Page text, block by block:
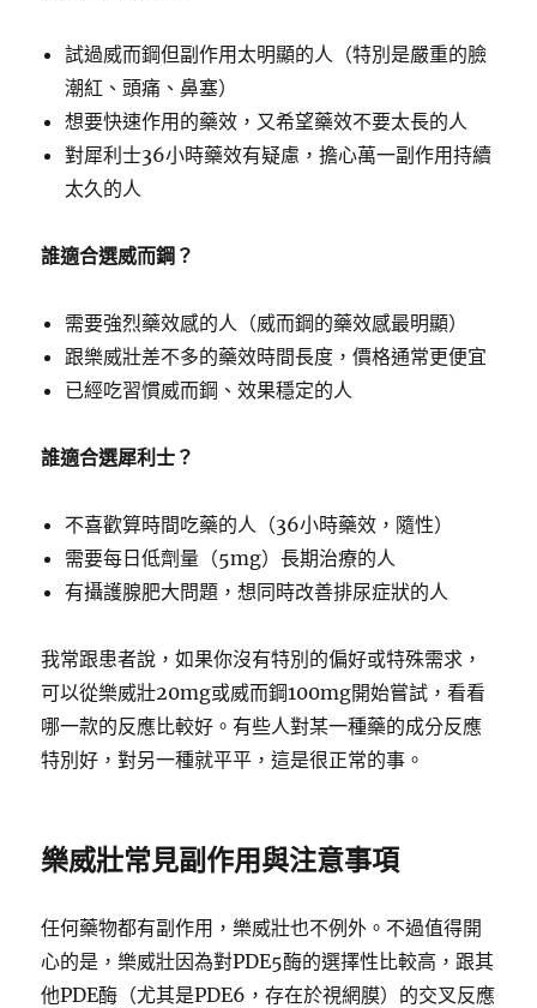
試過威而鋼但副作用太明顯的人（特別是嚴重的臉
潮紅、頭痛、鼻塞）
想要快速作用的藥效，又希望藥效不要太長的人
對犀利士36小時藥效有疑慮，擔心萬一副作用持續
太久的人
誰適合選威而鋼？
需要強烈藥效感的人（威而鋼的藥效感最明顯）
跟樂威壯差不多的藥效時間長度，價格通常更便宜
已經吃習慣威而鋼、效果穩定的人
誰適合選犀利士？
不喜歡算時間吃藥的人（36小時藥效，隨性）
需要每日低劑量（5mg）長期治療的人
有攝護腺肥大問題，想同時改善排尿症狀的人
我常跟患者說，如果你沒有特別的偏好或特殊需求，
可以從樂威壯20mg或威而鋼100mg開始嘗試，看看
哪一款的反應比較好。有些人對某一種藥的成分反應
特別好，對另一種就平平，這是很正常的事。
樂威壯常見副作用與注意事項
任何藥物都有副作用，樂威壯也不例外。不過值得開
心的是，樂威壯因為對PDE5酶的選擇性比較高，跟其
他PDE酶（尤其是PDE6，存在於視網膜）的交叉反應